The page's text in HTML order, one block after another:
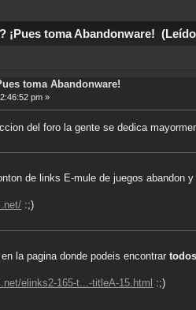
¡Pues toma Abandonware!
toma Abandonware!
pm »
del foro la gente se dedica
de links E-mule de juegos abandon
:;)
la pagina donde podeis encontrar
elinks2-165-t...-titleA-15.html :;)